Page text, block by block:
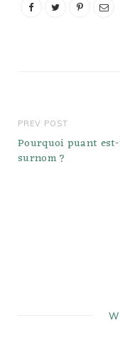
faites…
PREV POST
Pourquoi puant
surnom ?